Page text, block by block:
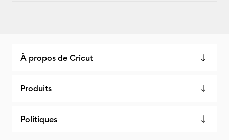
À propos de Cricut
Produits
Politiques